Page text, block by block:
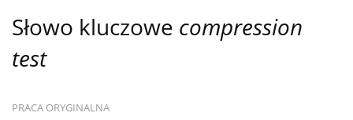
Słowo kluczowe compression
test
PRACA ORYGINALNA